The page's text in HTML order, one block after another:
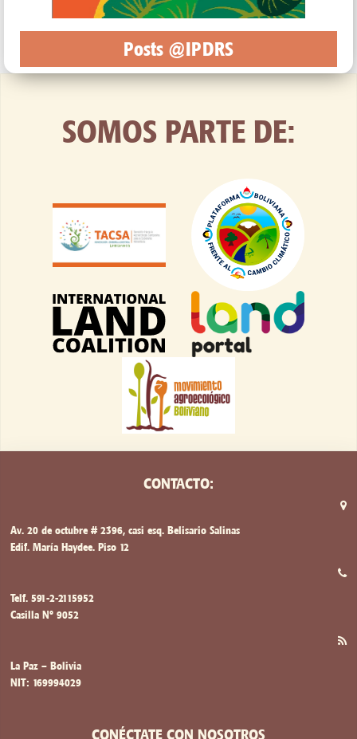
Posts @IPDRS
SOMOS PARTE DE:
CONTACTO:
Av. 20 de octubre # 2396, casi esq. Belisario Salinas
Edif. María Haydee. Piso 12
Telf. 591-2-2115952
Casilla Nº 9052
La Paz – Bolivia
NIT: 169994029
CONÉCTATE CON NOSOTROS